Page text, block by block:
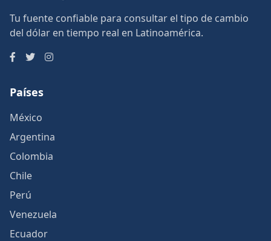
Tu fuente confiable para consultar el tipo de cambio
del dólar en tiempo real en Latinoamérica.
Países
México
Argentina
Colombia
Chile
Perú
Venezuela
Ecuador